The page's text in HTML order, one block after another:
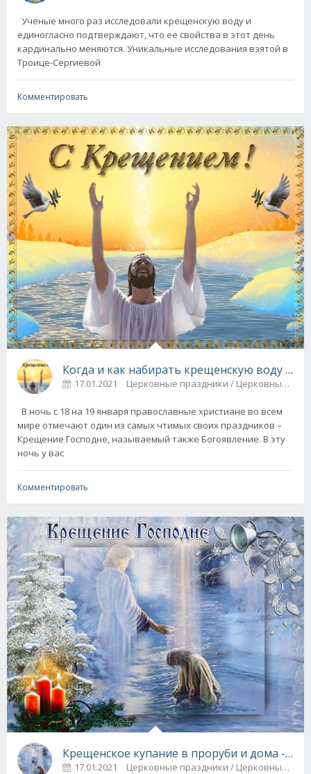
Ученые много раз исследовали крещенскую воду и
единогласно подтверждают, что ее свойства в этот день
кардинально меняются. Уникальные исследования взятой в
Троице-Сергиевой
Комментировать
Когда и как набирать крещенскую воду и
17.01.2021 Церковные праздники / Церковные
В ночь с 18 на 19 января православные христиане во всем
мире отмечают один из самых чтимых своих праздников –
Крещение Господне, называемый также Богоявление. В эту
ночь у вас
Комментировать
Крещенское купание в проруби
17.01.2021 Церковные праздники / Церковные